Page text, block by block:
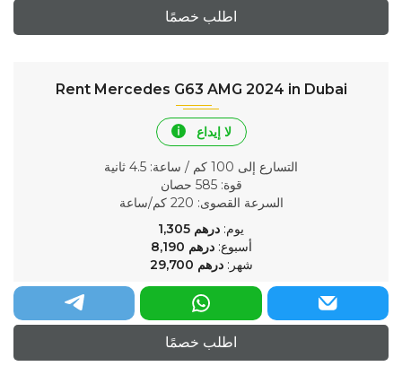
اطلب خصمًا
Rent Mercedes G63 AMG 2024 in Dubai
لا إيداع
التسارع إلى 100 كم / ساعة
: 4.5 ثانية
قوة: 585 حصان
السرعة القصوى: 220 كم/ساعة
يوم: درهم
أسبوع: درهم
شهر: درهم
اطلب خصمًا